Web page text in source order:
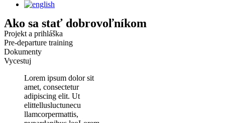
Ako sa stať dobrovoľníkom
Projekt a prihláška
Pre-departure training
Dokumenty
Vycestuj
Lorem ipsum dolor sit
amet, consectetur
adipiscing elit. Ut
elittellusluctunecu
llamcorpermattis,